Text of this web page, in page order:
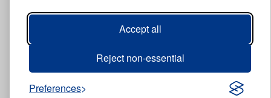
Accept all
Reject non-essential
Preferences